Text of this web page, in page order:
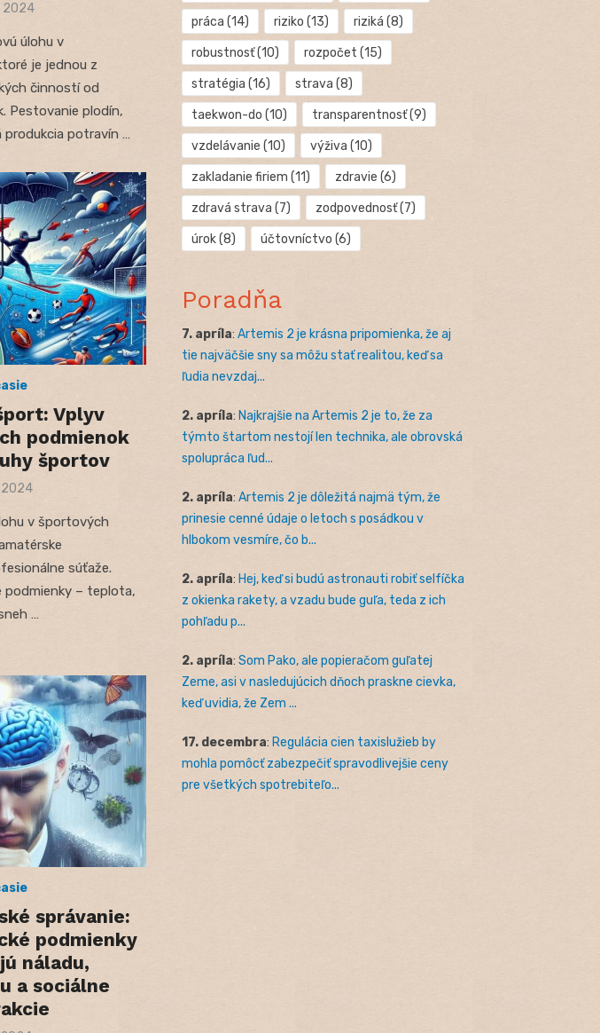
2024
úlohu v
je jednou z
činností od
Pestovanie plodín,
produkcia potravín …
Vplyv
podmienok
športov
2024
v športových
súťaže.
– teplota,
…
správanie:
podmienky
náladu,
a sociálne
práca (14) riziko (13) riziká (8)
robustnosť(10) rozpočet (15)
stratégia (16) strava (8)
taekwon-do (10) transparentnosť(9)
vzdelávanie (10) výživa (10)
zakladanie firiem (11) zdravie (6)
zdravá strava (7) zodpovednosť(7)
úrok(8) účtovníctvo (6)
Poradňa
7. apríla: Artemis 2 je krásna pripomienka, že aj
tie najväčšie sny sa môžu stať realitou, keď sa
ľudia nevzdaj...
2. apríla: Najkrajšie na Artemis 2 je to, že za
týmto štartom nestojí len technika, ale obrovská
spolupráca ľud...
2. apríla: Artemis 2 je dôležitá najmä tým, že
prinesie cenné údaje o letoch s posádkou v
hlbokom vesmíre, čo b...
2. apríla: Hej, keď si budú astronauti robiť selfíčka
z okienka rakety, a vzadu bude guľa, teda z ich
pohľadu p...
2. apríla: Som Pako, ale popieračom guľatej
Zeme, asi v nasledujúcich dňoch praskne cievka,
keď uvidia, že Zem ...
17. decembra: Regulácia cien taxislužieb by
mohla pomôcť zabezpečiť spravodlivejšie ceny
pre všetkých spotrebiteľo...